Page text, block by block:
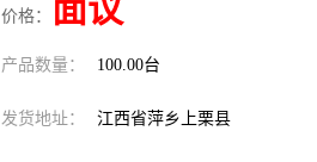
价格： 面议
产品数量： 100.00台
发货地址： 江西省萍乡上栗县